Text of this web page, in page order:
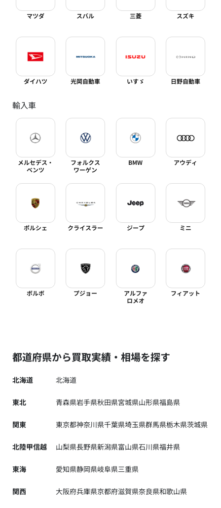
マツダ スバル 三菱 スズキ
ダイハツ 光岡自動車 いすゞ 日野自動車
輸入車
メルセデス・
ベンツ
フォルクス
ワーゲン
BMW アウディ
ポルシェ クライスラー ジープ ミニ
ボルボ プジョー
アルファ
ロメオ
フィアット
都道府県から買取実績・相場を探す
北海道 北海道
東北 青森県岩手県秋田県宮城県山形県福島県
関東 東京都神奈川県千葉県埼玉県群馬県栃木県茨城県
北陸甲信越 山梨県長野県新潟県富山県石川県福井県
東海 愛知県静岡県岐阜県三重県
関西 大阪府兵庫県京都府滋賀県奈良県和歌山県